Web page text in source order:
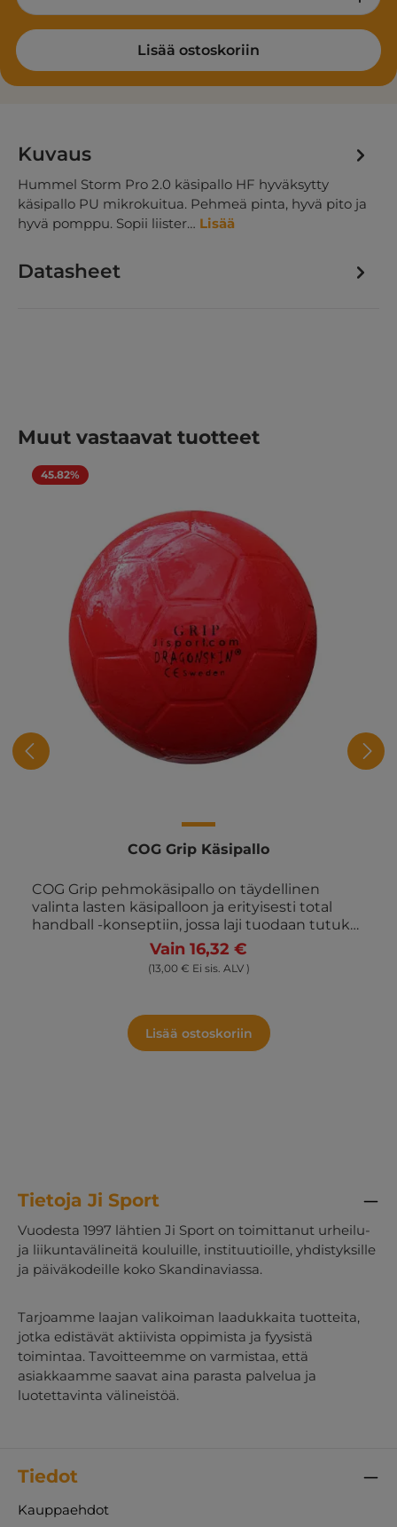
Lisää ostoskoriin
Kuvaus
Hummel Storm Pro 2.0 käsipallo HF hyväksytty
käsipallo PU mikrokuitua. Pehmeä pinta, hyvä pito ja
hyvä pomppu. Sopii liister… Lisää
Datasheet
Ohita tuotegalleria
Muut vastaavat tuotteet
45.82%
COG Grip Käsipallo
COG Grip pehmokäsipallo on täydellinen
valinta lasten käsipalloon ja erityisesti total
handball -konseptiin, jossa laji tuodaan tutuksi
nuorimmille pelaajille. Pallon halkaisija on 15
cm ja paino 140 g, mikä tekee siitä kevyen ja
helpon käsitellä lapsille. Dragonskinpäällysteen
markkinoiden vahvimmista pehmopalloista.
Pallo on suunniteltu lasten leikkiin ja
harjoitteluun ja soveltuu monipuolisesti
valmistetaan Ruotsissa korkeiden
laatuvaatimusten mukaisesti. Se ei sisällä
haitallisia aineita kuten PVC:tä, raskasmetalleja,
ftalaatteja tai pehmittimiä, joten se on
turvallinen valinta lapsille. Korkean laadun,
turvallisuuden ja kestävyyden ansiosta COG
vaihtoehto kouluille, päiväkodeille ja
urheiluseuroille, jotka etsivät parasta
varustusta lasten käsipalloon ja total handball -
harjoitteluun.
Vain 16,32 €
(13,00 € Ei sis. ALV )
Lisää ostoskoriin
Tietoja Ji Sport
Vuodesta 1997 lähtien Ji Sport on toimittanut urheilu-
ja liikuntavälineitä kouluille, instituutioille, yhdistyksille
ja päiväkodeille koko Skandinaviassa.
Tarjoamme laajan valikoiman laadukkaita tuotteita,
jotka edistävät aktiivista oppimista ja fyysistä
toimintaa. Tavoitteemme on varmistaa, että
asiakkaamme saavat aina parasta palvelua ja
luotettavinta välineistöä.
Tiedot
Kauppaehdot